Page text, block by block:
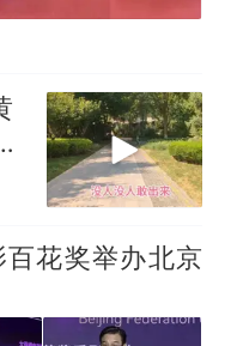
花奖举办北京